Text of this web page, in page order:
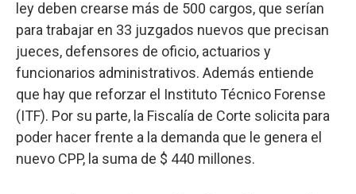
ley deben crearse más de 500 cargos, que serían
para trabajar en 33 juzgados nuevos que precisan
jueces, defensores de oficio, actuarios y
funcionarios administrativos. Además entiende
que hay que reforzar el Instituto Técnico Forense
(ITF). Por su parte, la Fiscalía de Corte solicita para
poder hacer frente a la demanda que le genera el
nuevo CPP, la suma de $ 440 millones.